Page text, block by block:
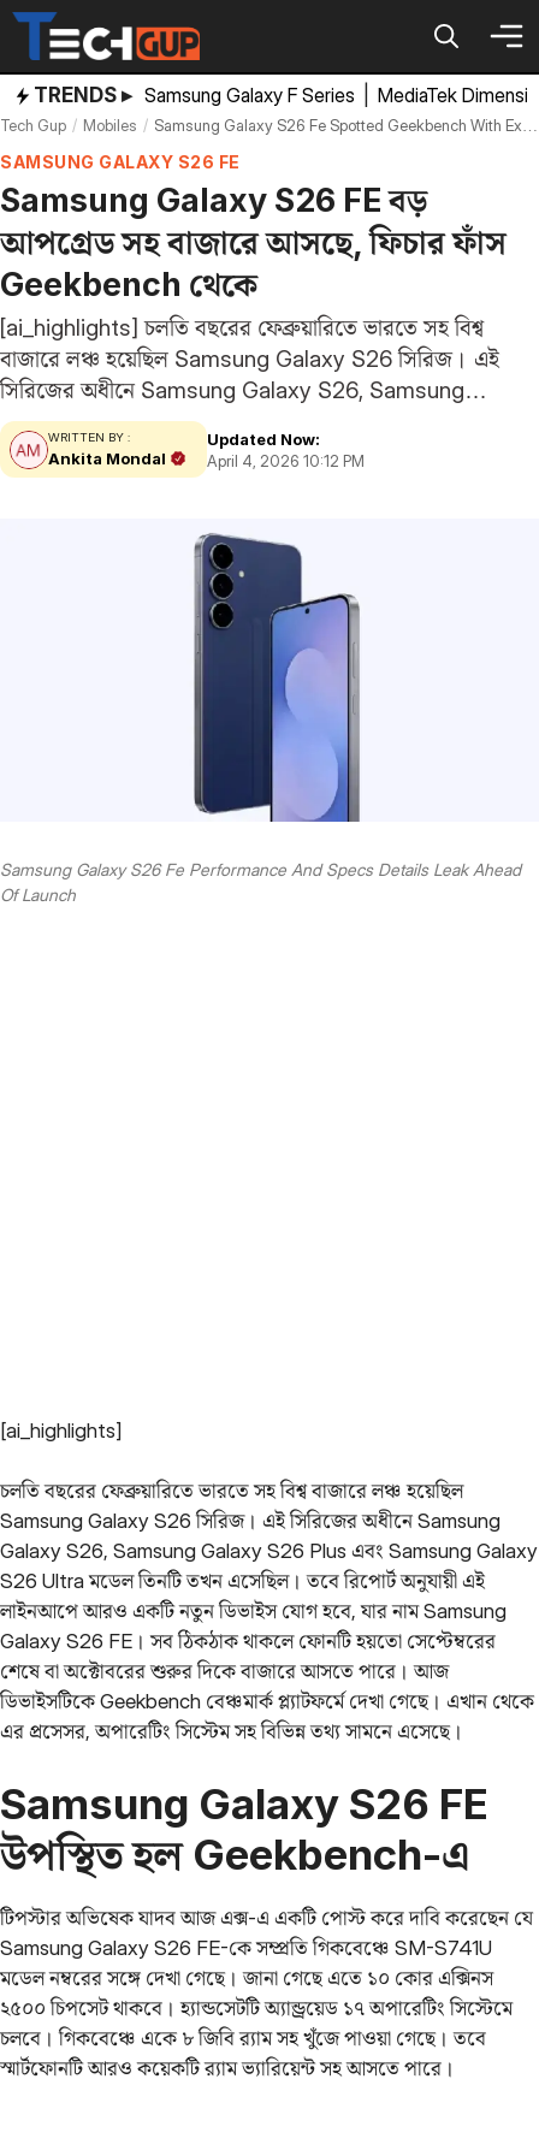
Skip
content
TRENDS ▸ Samsung Galaxy F Series MediaTek
Tech Gup Mobiles Samsung Galaxy S26 Fe Spotted Geekbench With Exynos 2500 Chipset Android 17
SAMSUNG GALAXY S26 FE
Samsung Galaxy S26 FE বড়
আপগ্রেড সহ বাজারে আসছে, ফিচার ফাঁস
Geekbench থেকে
[ai_highlights] চলতি বছরের ফেব্রুয়ারিতে ভারতে সহ বিশ্ব
বাজারে লঞ্চ হয়েছিল Samsung Galaxy S26 সিরিজ। এই
সিরিজের অধীনে Samsung Galaxy S26, Samsung
Galaxy S26 Plus এবং Samsung Galaxy S26 Ultra মডেল
তিনটি তখন এসেছিল। তবে রিপোর্ট অনুযায়ী এই লাইনআপে আরও
একটি…
WRITTEN BY :
Ankita Mondal
Updated Now:
April 4, 2026 10:12 PM
Samsung Galaxy S26 Fe Performance And Specs Details Leak Ahead
Of Launch
[ai_highlights]
চলতি বছরের ফেব্রুয়ারিতে ভারতে সহ বিশ্ব বাজারে লঞ্চ হয়েছিল
Samsung Galaxy S26 সিরিজ। এই সিরিজের অধীনে Samsung
Galaxy S26, Samsung Galaxy S26 Plus এবং Samsung Galaxy
S26 Ultra মডেল তিনটি তখন এসেছিল। তবে রিপোর্ট অনুযায়ী এই
লাইনআপে আরও একটি নতুন ডিভাইস যোগ হবে, যার নাম Samsung
Galaxy S26 FE। সব ঠিকঠাক থাকলে ফোনটি হয়তো সেপ্টেম্বরের
শেষে বা অক্টোবরের শুরুর দিকে বাজারে আসতে পারে। আজ
ডিভাইসটিকে Geekbench বেঞ্চমার্ক প্ল্যাটফর্মে দেখা গেছে। এখান থেকে
এর প্রসেসর, অপারেটিং সিস্টেম সহ বিভিন্ন তথ্য সামনে এসেছে।
Samsung Galaxy S26 FE
উপস্থিত হল Geekbench-এ
টিপস্টার অভিষেক যাদব আজ এক্স-এ একটি পোস্ট করে দাবি করেছেন যে
Samsung Galaxy S26 FE-কে সম্প্রতি গিকবেঞ্চে SM-S741U
মডেল নম্বরের সঙ্গে দেখা গেছে। জানা গেছে এতে ১০ কোর এক্সিনস
২৫০০ চিপসেট থাকবে। হ্যান্ডসেটটি অ্যান্ড্রয়েড ১৭ অপারেটিং সিস্টেমে
চলবে। গিকবেঞ্চে একে ৮ জিবি র‌্যাম সহ খুঁজে পাওয়া গেছে। তবে
স্মার্টফোনটি আরও কয়েকটি র‌্যাম ভ্যারিয়েন্ট সহ আসতে পারে।